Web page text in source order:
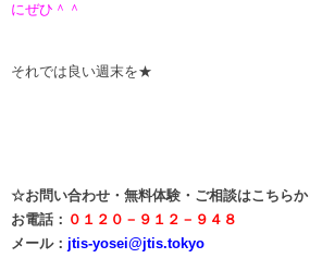
にぜひ＾＾
それでは良い週末を★
☆お問い合わせ・無料体験・ご相談はこちら
お電話： ０１２０－９１２－９４８
メール： jtis-yosei@jtis.tokyo